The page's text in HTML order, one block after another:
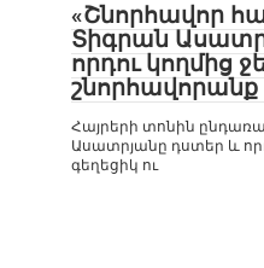
«Շնորհավոր
Տիգրան
որդու կողմից
շնորհավորանք
Հայրերի տոնին
Ասատրյանը դստեր և
գեղեցիկ ու